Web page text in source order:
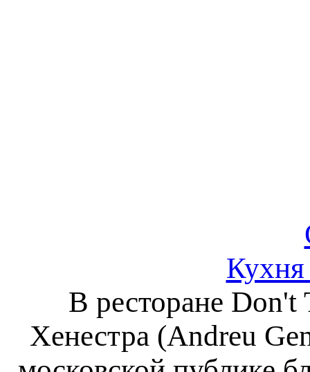
В ресторане
Хенестра (Andreu